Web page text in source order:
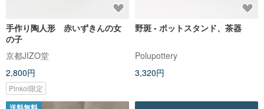
手作り陶人形 赤いずきんの女
の子
京都JIZO堂
2,800円
Pinkoi限定
野斑 - ポットスタンド、茶器
Polupottery
3,320円